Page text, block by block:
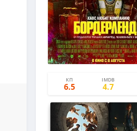
КП
6.5
IMDB
4.7